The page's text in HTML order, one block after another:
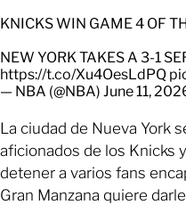
KNICKS WIN GAME 4 OF
NEW YORK TAKES A 3-1
https://t.co/Xu4OesLdPQ
— NBA (@NBA) June 11,
La ciudad de Nueva York
aficionados de los Knicks
detener a varios fans
Gran Manzana quiere